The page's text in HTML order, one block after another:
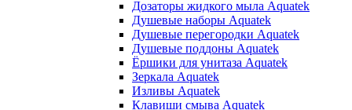
Дозаторы жидкого мыла Aquatek
Душевые наборы Aquatek
Душевые перегородки Aquatek
Душевые поддоны Aquatek
Ёршики для унитаза Aquatek
Зеркала Aquatek
Изливы Aquatek
Клавиши смыва Aquatek